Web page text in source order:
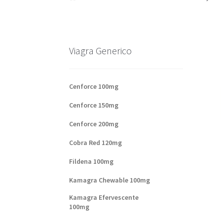
Viagra Generico
Cenforce 100mg
Cenforce 150mg
Cenforce 200mg
Cobra Red 120mg
Fildena 100mg
Kamagra Chewable 100mg
Kamagra Efervescente
100mg